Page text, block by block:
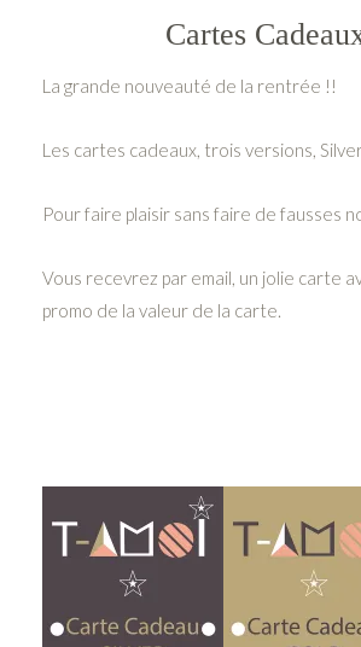
Cartes
La grande nouveauté de la rentrée !!
Les cartes cadeaux, trois versions,
Pour faire plaisir sans faire de fausses
Vous recevrez par email, un jolie carte
promo de la valeur de la carte.